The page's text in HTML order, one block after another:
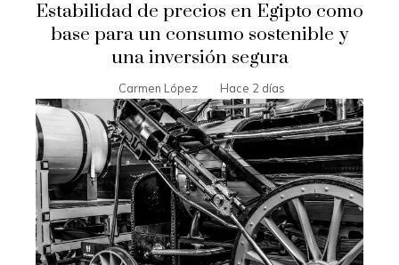
Estabilidad de precios en Egipto como
base para un consumo sostenible y
una inversión segura
Carmen López Hace 2 días